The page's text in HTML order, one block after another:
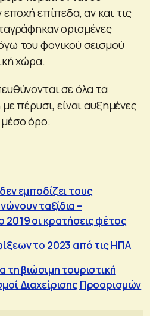
εποχή επίπεδα, αν και τις
ορισμένες
του φονικού σεισμού
χώρα.
σε όλα τα
πέρυσι, είναι αυξημένες
όρο.
εμποδίζει τους
ταξίδια –
2019 οι κρατήσεις φέτος
το 2023 από τις ΗΠΑ
τη βιώσιμη τουριστική
Διαχείρισης Προορισμών